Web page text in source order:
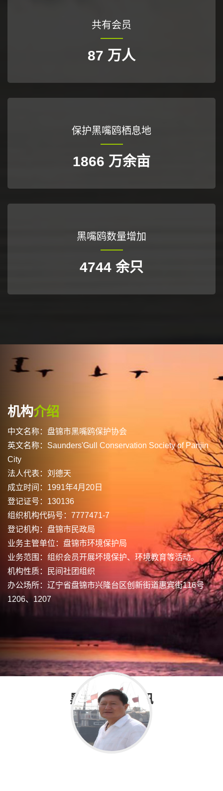
共有会员
87 万人
保护黑嘴鸥栖息地
2213 万余亩
黑嘴鸥数量增加
5651 余只
机构介绍
中文名称：盘锦市黑嘴鸥保护协会
英文名称：Saunders'Gull Conservation Society of Panjin
City
法人代表：刘德天
成立时间：1991年4月20日
登记证号：130136
组织机构代码号：7777471-7
登记机构：盘锦市民政局
业务主管单位：盘锦市环境保护局
业务范围：组织会员开展坏境保护、环境教育等活动。
机构性质：民间社团组织
办公场所：辽宁省盘锦市兴隆台区创新街道惠宾街116号
1206、1207
黑嘴鸥新闻资讯